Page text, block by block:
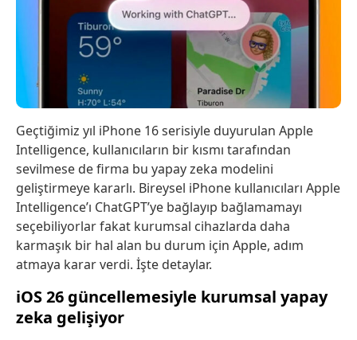
Geçtiğimiz yıl iPhone 16 serisiyle duyurulan Apple
Intelligence, kullanıcıların bir kısmı tarafından
sevilmese de firma bu yapay zeka modelini
geliştirmeye kararlı. Bireysel iPhone kullanıcıları Apple
Intelligence’ı ChatGPT’ye bağlayıp bağlamamayı
seçebiliyorlar fakat kurumsal cihazlarda daha
karmaşık bir hal alan bu durum için Apple, adım
atmaya karar verdi. İşte detaylar.
iOS 26 güncellemesiyle kurumsal yapay
zeka gelişiyor